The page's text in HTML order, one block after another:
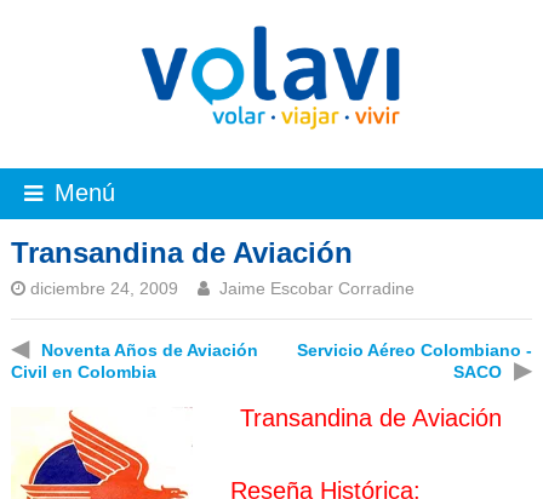
Menú
Transandina de Aviación
diciembre 24, 2009 Jaime Escobar Corradine
◀
Noventa Años de Aviación
Civil en Colombia
Servicio Aéreo Colombiano -
SACO
▶
Transandina de Aviación
Reseña Histórica: